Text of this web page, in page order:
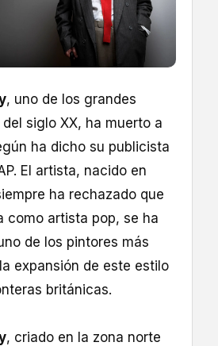
, uno de los grandes
siglo XX, ha muerto a
ha dicho su publicista
El artista, nacido en
ha rechazado que
como artista pop, se ha
de los pintores más
expansión de este estilo
británicas.
, criado en la zona norte